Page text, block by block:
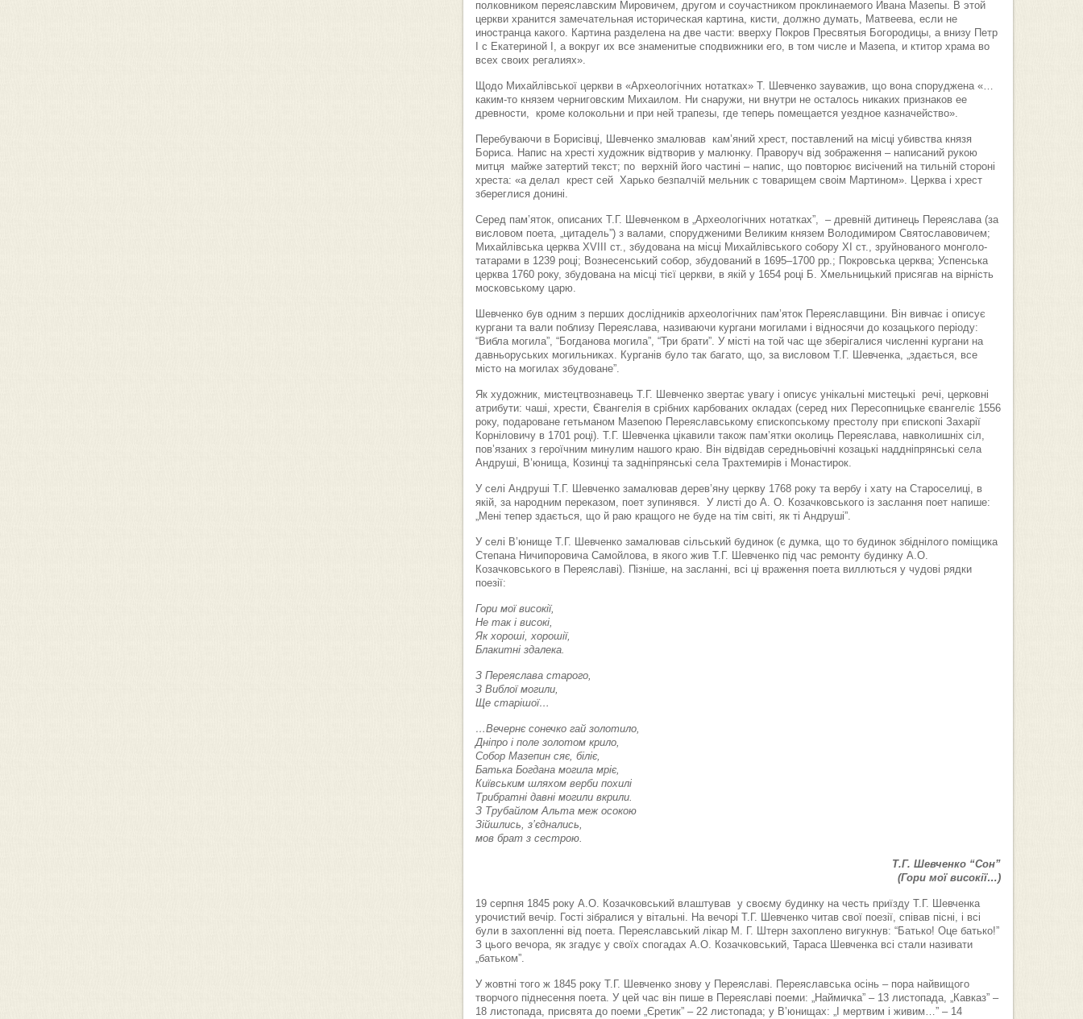
полковником переяславским Мировичем, другом и соучастником проклинаемого Ивана Мазепы. В этой
церкви хранится замечательная историческая картина, кисти, должно думать, Матвеева, если не
иностранца какого. Картина разделена на две части: вверху Покров Пресвятыя Богородицы, а внизу Петр
І с Екатериной І, а вокруг их все знаменитые сподвижники его, в том числе и Мазепа, и ктитор храма во
всех своих регалиях».
Щодо Михайлівської церкви в «Археологічних нотатках» Т. Шевченко зауважив, що вона споруджена «…
каким-то князем черниговским Михаилом. Ни снаружи, ни внутри не осталось никаких признаков ее
древности, кроме колокольни и при ней трапезы, где теперь помещается уездное казначейство».
Перебуваючи в Борисівці, Шевченко змалював кам’яний хрест, поставлений на місці убивства князя
Бориса. Напис на хресті художник відтворив у малюнку. Праворуч від зображення – написаний рукою
митця майже затертий текст; по верхній його частині – напис, що повторює висічений на тильній стороні
хреста: «а делал крест сей Харько безпалчій мельник с товарищем своім Мартином». Церква і хрест
збереглися донині.
Серед пам’яток, описаних Т.Г. Шевченком в „Археологічних нотатках”, – древній дитинець Переяслава (за
висловом поета, „цитадель”) з валами, спорудженими Великим князем Володимиром Святославовичем;
Михайлівська церква XVIIІ ст., збудована на місці Михайлівського собору ХІ ст., зруйнованого монголо-
татарами в 1239 році; Вознесенський собор, збудований в 1695–1700 рр.; Покровська церква; Успенська
церква 1760 року, збудована на місці тієї церкви, в якій у 1654 році Б. Хмельницький присягав на вірність
московському царю.
Шевченко був одним з перших дослідників археологічних пам’яток Переяславщини. Він вивчає і описує
кургани та вали поблизу Переяслава, називаючи кургани могилами і відносячи до козацького періоду:
“Вибла могила”, “Богданова могила”, “Три брати”. У місті на той час ще зберігалися численні кургани на
давньоруських могильниках. Курганів було так багато, що, за висловом Т.Г. Шевченка, „здається, все
місто на могилах збудоване”.
Як художник, мистецтвознавець Т.Г. Шевченко звертає увагу і описує унікальні мистецькі речі, церковні
атрибути: чаші, хрести, Євангелія в срібних карбованих окладах (серед них Пересопницьке євангеліє 1556
року, подароване гетьманом Мазепою Переяславському єпископському престолу при єпископі Захарії
Корніловичу в 1701 році). Т.Г. Шевченка цікавили також пам’ятки околиць Переяслава, навколишніх сіл,
пов’язаних з героїчним минулим нашого краю. Він відвідав середньовічні козацькі наддніпрянські села
Андруші, В’юнища, Козинці та задніпрянські села Трахтемирів і Монастирок.
У селі Андруші Т.Г. Шевченко замалював дерев’яну церкву 1768 року та вербу і хату на Староселиці, в
якій, за народним переказом, поет зупинявся. У листі до А. О. Козачковського із заслання поет напише:
„Мені тепер здається, що й раю кращого не буде на тім світі, як ті Андруші”.
У селі В’юнище Т.Г. Шевченко замалював сільський будинок (є думка, що то будинок збіднілого поміщика
Степана Ничипоровича Самойлова, в якого жив Т.Г. Шевченко під час ремонту будинку А.О.
Козачковського в Переяславі). Пізніше, на засланні, всі ці враження поета виллються у чудові рядки
поезії:
Гори мої високії,
Не так і високі,
Як хороші, хорошії,
Блакитні здалека.
З Переяслава старого,
З Виблої могили,
Ще старішої…
…Вечернє сонечко гай золотило,
Дніпро і поле золотом крило,
Собор Мазепин сяє, біліє,
Батька Богдана могила мріє,
Київським шляхом верби похилі
Трибратні давні могили вкрили.
З Трубайлом Альта меж осокою
Зійшлись, з’єднались,
мов брат з сестрою.
Т.Г. Шевченко “Сон”
(Гори мої високії…)
19 серпня 1845 року А.О. Козачковський влаштував у своєму будинку на честь приїзду Т.Г. Шевченка
урочистий вечір. Гості зібралися у вітальні. На вечорі Т.Г. Шевченко читав свої поезії, співав пісні, і всі
були в захопленні від поета. Переяславський лікар М. Г. Штерн захоплено вигукнув: “Батько! Оце батько!”
З цього вечора, як згадує у своїх спогадах А.О. Козачковський, Тараса Шевченка всі стали називати
„батьком”.
У жовтні того ж 1845 року Т.Г. Шевченко знову у Переяславі. Переяславська осінь – пора найвищого
творчого піднесення поета. У цей час він пише в Переяславі поеми: „Наймичка” – 13 листопада, „Кавказ” –
18 листопада, присвята до поеми „Єретик” – 22 листопада; у В’юнищах: „І мертвим і живим…” – 14